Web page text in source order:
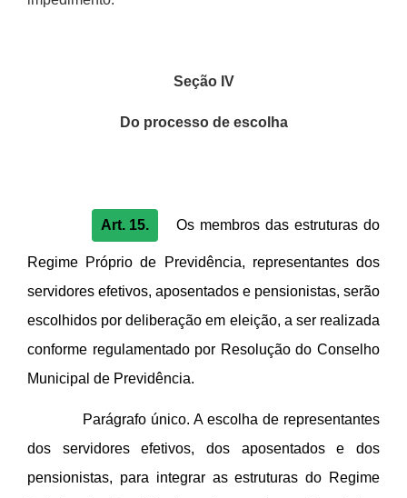
Seção IV
Do processo de escolha
Art. 15. Os membros das estruturas do
Regime Próprio de Previdência, representantes dos
servidores efetivos, aposentados e pensionistas, serão
escolhidos por deliberação em eleição, a ser realizada
conforme regulamentado por Resolução do Conselho
Municipal de Previdência.
Parágrafo único. A escolha de representantes
dos servidores efetivos, dos aposentados e dos
pensionistas, para integrar as estruturas do Regime